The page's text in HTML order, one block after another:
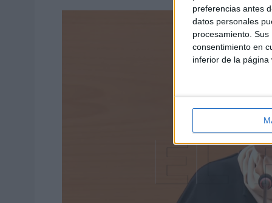
preferencias antes
datos personales
procesamiento.
consentimiento en
inferior de la página